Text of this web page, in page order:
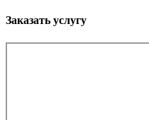
Заказать услугу